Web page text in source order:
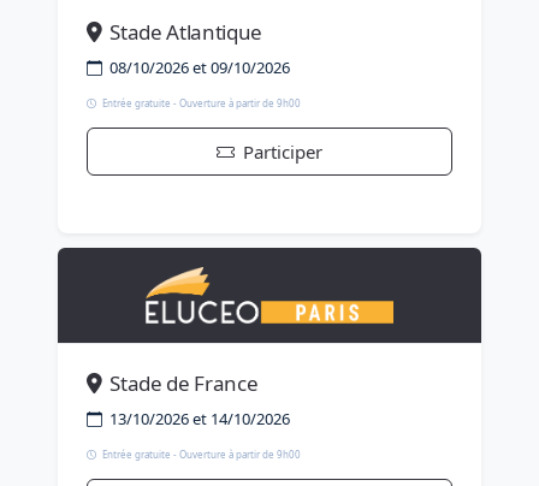
Stade Atlantique
08/10/2026 et 09/10/2026
Entrée gratuite - Ouverture à partir de 9h00
Participer
Stade de France
13/10/2026 et 14/10/2026
Entrée gratuite - Ouverture à partir de 9h00